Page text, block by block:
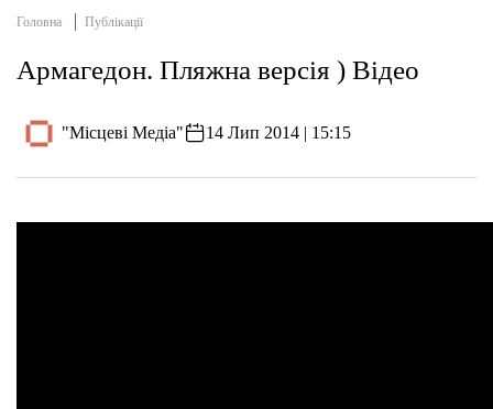
Головна Публікації
Армагедон. Пляжна версія ) Відео
"Місцеві Медіа" 14 Лип 2014 | 15:15